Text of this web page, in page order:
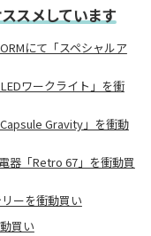
スメしています
にて「スペシャルア
ワークライト」を衝
Gravity」を衝動
器「Retro 67」を衝動買
ーを衝動買い
買い